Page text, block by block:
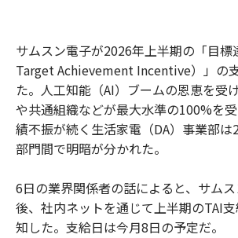
サムスン電子が2026年上半期の「目標
Target Achievement Incentive）」の
た。人工知能（AI）ブームの恩恵を受
や共通組織などが最大水準の100%を
績不振が続く生活家電（DA）事業部は
部門間で明暗が分かれた。
6日の業界関係者の話によると、サム
後、社内ネットを通じて上半期のTAI
知した。支給日は今月8日の予定だ。